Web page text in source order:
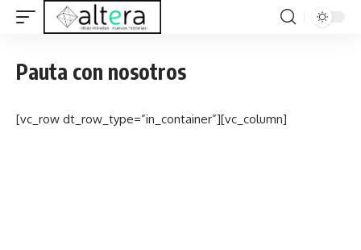
Pauta con nosotros
[vc_row dt_row_type=”in_container”][vc_column]